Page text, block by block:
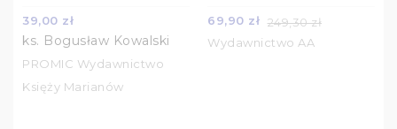
39,00 zł
ks. Bogusław Kowalski
PROMIC Wydawnictwo
Księży Marianów
69,90 zł 249,30 zł
Wydawnictwo AA